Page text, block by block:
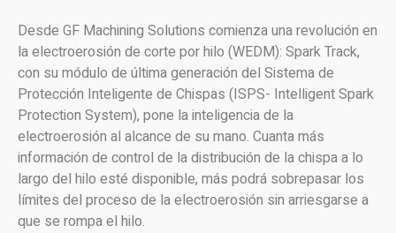
Desde GF Machining Solutions comienza una revolución en
la electroerosión de corte por hilo (WEDM): Spark Track,
con su módulo de última generación del Sistema de
Protección Inteligente de Chispas (ISPS- Intelligent Spark
Protection System), pone la inteligencia de la
electroerosión al alcance de su mano. Cuanta más
información de control de la distribución de la chispa a lo
largo del hilo esté disponible, más podrá sobrepasar los
límites del proceso de la electroerosión sin arriesgarse a
que se rompa el hilo.